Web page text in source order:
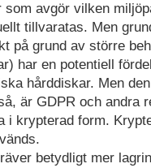
avgör vilken
tillvaratas. Men
på grund av större
har en potentiell
hårddiskar. Men
är GDPR och andra
i krypterad form.
betydligt mer